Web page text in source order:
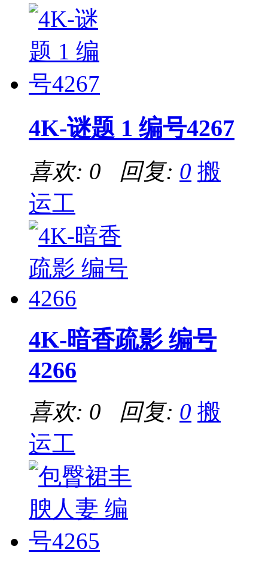
4K-谜题 1 编号4267
喜欢: 0 回复: 0 搬
运工
4K-暗香疏影 编号
4266
喜欢: 0 回复: 0 搬
运工